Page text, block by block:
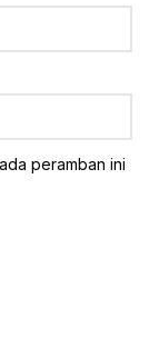
peramban ini